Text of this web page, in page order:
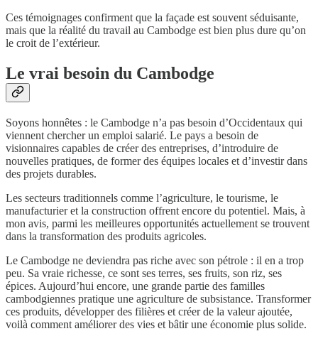
Ces témoignages confirment que la façade est souvent séduisante,
mais que la réalité du travail au Cambodge est bien plus dure qu’on
le croit de l’extérieur.
Le vrai besoin du Cambodge
Soyons honnêtes : le Cambodge n’a pas besoin d’Occidentaux qui
viennent chercher un emploi salarié. Le pays a besoin de
visionnaires capables de créer des entreprises, d’introduire de
nouvelles pratiques, de former des équipes locales et d’investir dans
des projets durables.
Les secteurs traditionnels comme l’agriculture, le tourisme, le
manufacturier et la construction offrent encore du potentiel. Mais, à
mon avis, parmi les meilleures opportunités actuellement se trouvent
dans la transformation des produits agricoles.
Le Cambodge ne deviendra pas riche avec son pétrole : il en a trop
peu. Sa vraie richesse, ce sont ses terres, ses fruits, son riz, ses
épices. Aujourd’hui encore, une grande partie des familles
cambodgiennes pratique une agriculture de subsistance. Transformer
ces produits, développer des filières et créer de la valeur ajoutée,
voilà comment améliorer des vies et bâtir une économie plus solide.